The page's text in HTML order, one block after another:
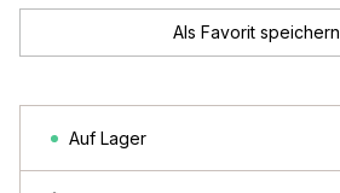
Als Favorit speichern
Auf Lager